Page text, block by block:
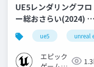
UE5レンダリングフロ
ー総おさらい(2024) 基
礎編！
[CEDEC+KYUSHU
2024]
ue5 unreal
エピック